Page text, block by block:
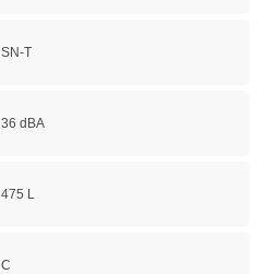
SN-T
36 dBA
475 L
C